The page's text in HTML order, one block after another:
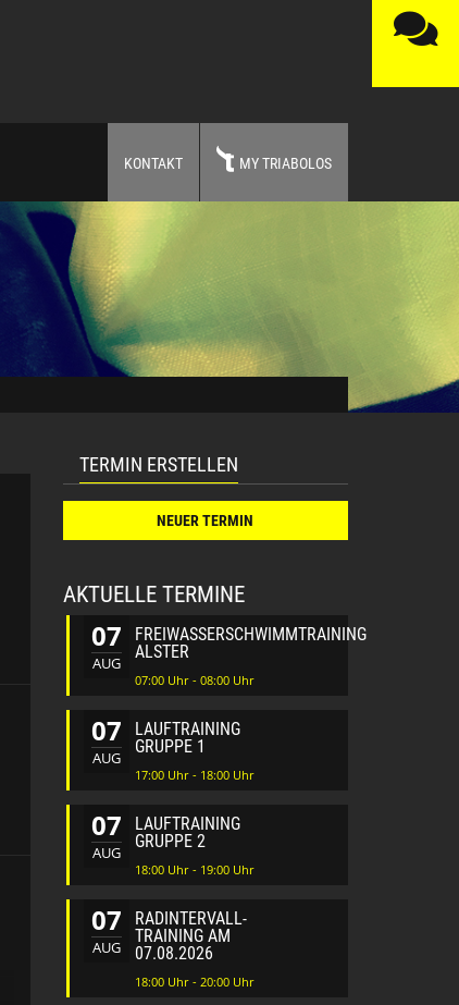
KONTAKT MY TRIABOLOS
TERMIN ERSTELLEN
NEUER TERMIN
AKTUELLE TERMINE
07
AUG
FREIWASSERSCHWIMMTRAINING
ALSTER
07:00 Uhr - 08:00 Uhr
07
AUG
LAUFTRAINING
GRUPPE 1
17:00 Uhr - 18:00 Uhr
07
AUG
LAUFTRAINING
GRUPPE 2
18:00 Uhr - 19:00 Uhr
07
AUG
RADINTERVALL-
TRAINING AM
07.08.2026
18:00 Uhr - 20:00 Uhr